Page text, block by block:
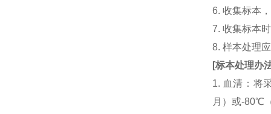
6. 收集标本
7. 收集标本
8. 样本处理
[标本处理办
1. 血清：将
月）或-80℃